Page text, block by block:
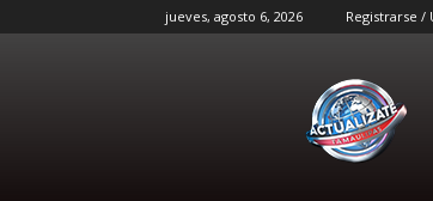
jueves, agosto 6, 2026 Registrarse /